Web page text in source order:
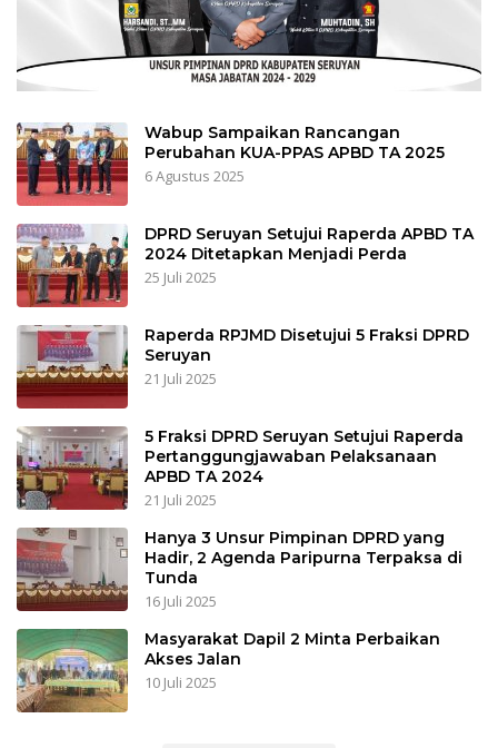
Wabup Sampaikan Rancangan
Perubahan KUA-PPAS APBD TA 2025
6 Agustus 2025
DPRD Seruyan Setujui Raperda APBD TA
2024 Ditetapkan Menjadi Perda
25 Juli 2025
Raperda RPJMD Disetujui 5 Fraksi DPRD
Seruyan
21 Juli 2025
5 Fraksi DPRD Seruyan Setujui Raperda
Pertanggungjawaban Pelaksanaan
APBD TA 2024
21 Juli 2025
Hanya 3 Unsur Pimpinan DPRD yang
Hadir, 2 Agenda Paripurna Terpaksa di
Tunda
16 Juli 2025
Masyarakat Dapil 2 Minta Perbaikan
Akses Jalan
10 Juli 2025